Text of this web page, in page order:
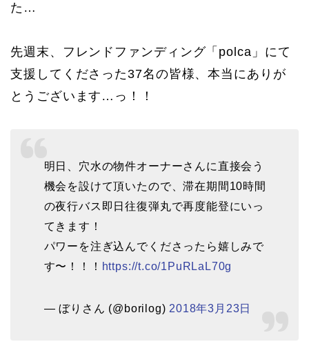
た…
先週末、フレンドファンディング「polca」にて
支援してくださった37名の皆様、本当にありが
とうございます…っ！！
明日、穴水の物件オーナーさんに直接会う
機会を設けて頂いたので、滞在期間10時間
の夜行バス即日往復弾丸で再度能登にいっ
てきます！
パワーを注ぎ込んでくださったら嬉しみで
す〜！！！ https://t.co/1PuRLaL70g
— ぼりさん (@borilog) 2018年3月23日